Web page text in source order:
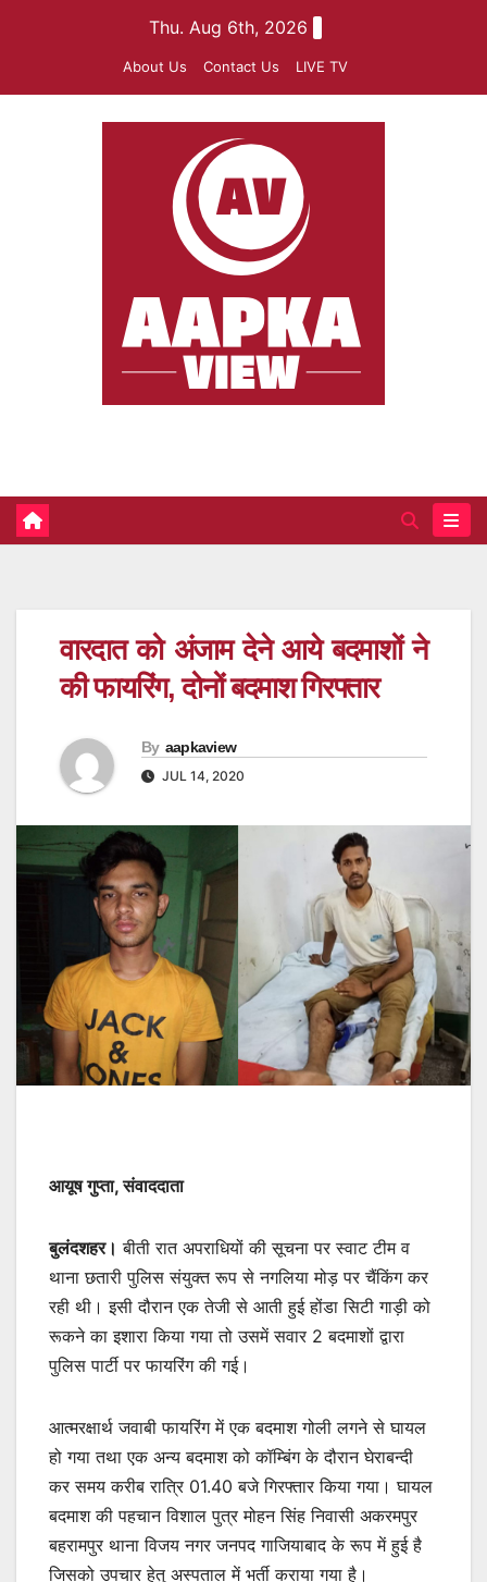
Thu. Aug 6th, 2026
About Us Contact Us LIVE TV
वारदात को अंजाम देने आये बदमाशों ने
की फायरिंग, दोनों बदमाश गिरफ्तार
By aapkaview
JUL 14, 2020
आयूष गुप्ता, संवाददाता
बुलंदशहर। बीती रात अपराधियों की सूचना पर स्वाट टीम व
थाना छतारी पुलिस संयुक्त रूप से नगलिया मोड़ पर चैंकिंग कर
रही थी। इसी दौरान एक तेजी से आती हुई होंडा सिटी गाड़ी को
रूकने का इशारा किया गया तो उसमें सवार 2 बदमाशों द्वारा
पुलिस पार्टी पर फायरिंग की गई।
आत्मरक्षार्थ जवाबी फायरिंग में एक बदमाश गोली लगने से घायल
हो गया तथा एक अन्य बदमाश को कॉम्बिंग के दौरान घेराबन्दी
कर समय करीब रात्रि 01.40 बजे गिरफ्तार किया गया। घायल
बदमाश की पहचान विशाल पुत्र मोहन सिंह निवासी अकरमपुर
बहरामपुर थाना विजय नगर जनपद गाजियाबाद के रूप में हुई है
जिसको उपचार हेतु अस्पताल में भर्ती कराया गया है।